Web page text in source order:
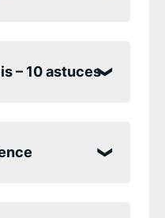
– 10 astuces